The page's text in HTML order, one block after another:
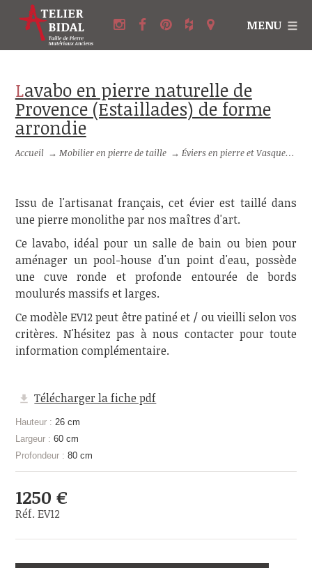
MENU
Lavabo en pierre naturelle de
Provence (Estaillades) de forme
arrondie
Accueil → Mobilier en pierre de taille →Éviers en pierre et Vasques en pierre
Issu de l'artisanat français, cet évier est taillé dans
une pierre monolithe par nos maîtres d'art.
Ce lavabo, idéal pour un salle de bain ou bien pour
aménager un pool-house d'un point d'eau, possède
une cuve ronde et profonde entourée de bords
moulurés massifs et larges.
Ce modèle EV12 peut être patiné et / ou vieilli selon vos
critères. N'hésitez pas à nous contacter pour toute
information complémentaire.
Télécharger la fiche pdf
Hauteur : 26 cm
Largeur : 60 cm
Profondeur : 80 cm
1250 €
Réf. EV12